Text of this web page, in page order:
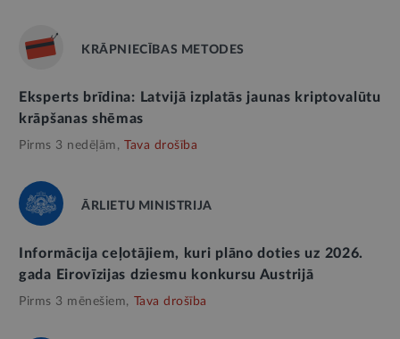
KRĀPNIECĪBAS METODES
Eksperts brīdina: Latvijā izplatās jaunas kriptovalūtu
krāpšanas shēmas
Pirms 3 nedēļām, Tava drošība
ĀRLIETU MINISTRIJA
Informācija ceļotājiem, kuri plāno doties uz 2026.
gada Eirovīzijas dziesmu konkursu Austrijā
Pirms 3 mēnešiem, Tava drošība